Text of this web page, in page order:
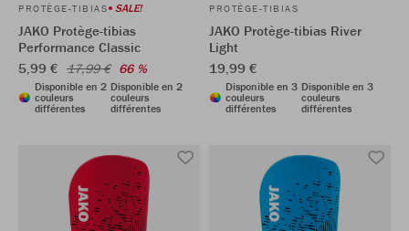
PROTÈGE-TIBIAS SALE!
JAKO Protège-tibias
Performance Classic
5,99 € 17,99 € 66 %
Disponible en 2
couleurs
différentes
Disponible en 2
couleurs
différentes
PROTÈGE-TIBIAS
JAKO Protège-tibias River
Light
19,99 €
Disponible en 3
couleurs
différentes
Disponible en 3
couleurs
différentes